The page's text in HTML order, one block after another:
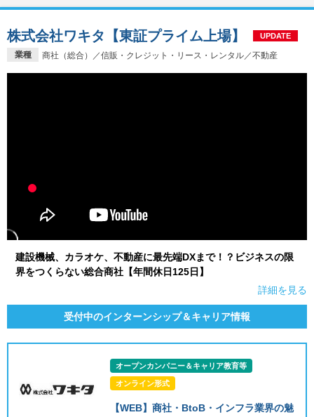
業種 商社（総合）／信販・クレジット・リース・レンタル／不動産
株式会社ワキタ【東証プライム上場】 UPDATE
建設機械、カラオケ、不動産に最先端DXまで！？ビジネスの限
界をつくらない総合商社【年間休日125日】
詳細を見る
受付中のインターンシップ＆キャリア情報
オープンカンパニー＆キャリア教育等
オンライン形式
【WEB】商社・BtoB・インフラ業界の魅